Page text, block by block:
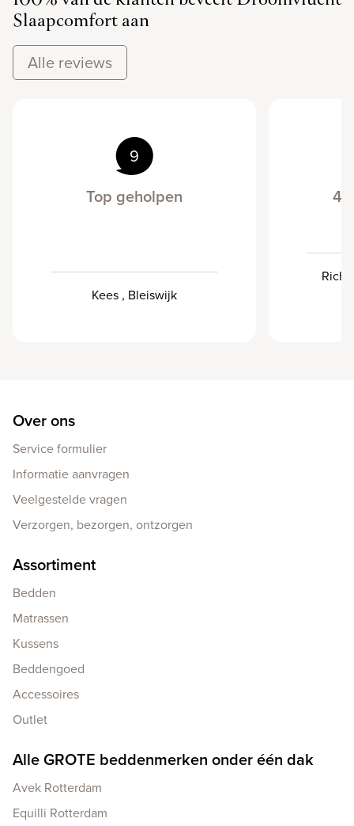
Slaapcomfort aan
Alle reviews
9
Top geholpen
Kees , Bleiswijk
4
Over ons
Service formulier
Informatie aanvragen
Veelgestelde vragen
Verzorgen, bezorgen, ontzorgen
Assortiment
Bedden
Matrassen
Kussens
Beddengoed
Accessoires
Outlet
Alle GROTE beddenmerken onder één dak
Avek Rotterdam
Equilli Rotterdam